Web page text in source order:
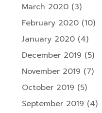
March 2020(3)
February 2020(10)
January 2020(4)
December 2019 (5)
November 2019 (7)
October 2019 (5)
September 2019 (4)